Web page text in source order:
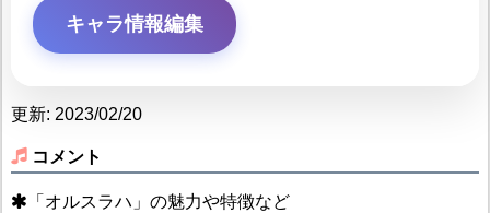
キャラ情報編集
更新: 2023/02/20
コメント
「オルスラハ」の魅力や特徴など